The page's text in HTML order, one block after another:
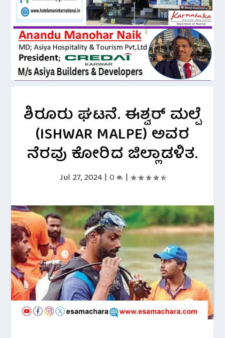
ಶಿರೂರು ಘಟನೆ. ಈಶ್ವರ್ ಮಲ್ಪೆ
(ISHWAR MALPE) ಅವರ
ನೆರವು ಕೋರಿದ ಜಿಲ್ಲಾಡಳಿತ.
Jul 27, 2024| 0 |